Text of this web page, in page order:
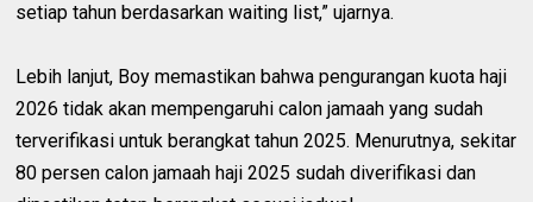
setiap tahun berdasarkan waiting list,” ujarnya.
Lebih lanjut, Boy memastikan bahwa pengurangan kuota haji
2026 tidak akan mempengaruhi calon jamaah yang sudah
terverifikasi untuk berangkat tahun 2025. Menurutnya, sekitar
80 persen calon jamaah haji 2025 sudah diverifikasi dan